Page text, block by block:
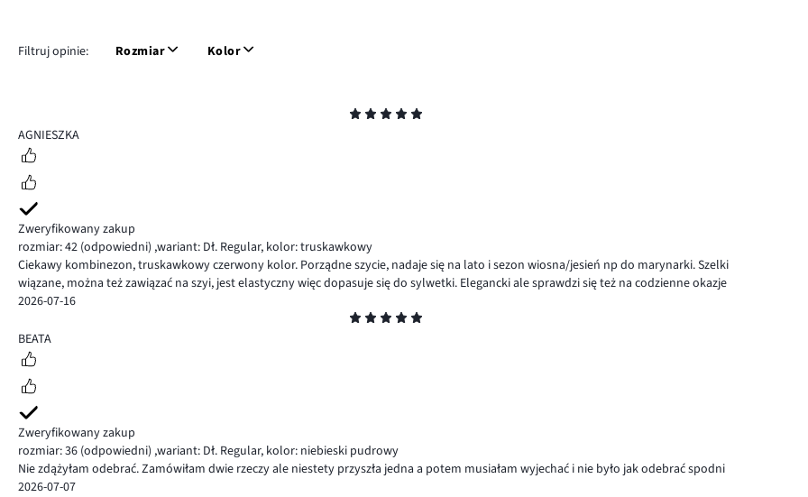
Filtruj opinie: Rozmiar Kolor
5
AGNIESZKA
Zweryfikowany zakup
rozmiar: 42 (odpowiedni) ,wariant: Dł. Regular, kolor: truskawkowy
Ciekawy kombinezon, truskawkowy czerwony kolor. Porządne szycie, nadaje się na lato i sezon wiosna/jesień np do marynarki. Szelki
wiązane, można też zawiązać na szyi, jest elastyczny więc dopasuje się do sylwetki. Elegancki ale sprawdzi się też na codzienne okazje
2026-07-16
5
BEATA
Zweryfikowany zakup
rozmiar: 36 (odpowiedni) ,wariant: Dł. Regular, kolor: niebieski pudrowy
Nie zdążyłam odebrać. Zamówiłam dwie rzeczy ale niestety przyszła jedna a potem musiałam wyjechać i nie było jak odebrać spodni
2026-07-07